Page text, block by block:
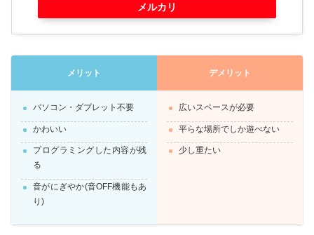
メルカリ
メリット
パソコン・ダブレット不要
かわいい
プログラミングした内容が残
る
音がにぎやか(音OFF機能もあ
り)
デメリット
広いスペースが必要
平らな場所でしか遊べない
少し重たい